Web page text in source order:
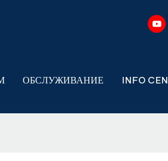
ОБСЛУЖИВАНИЕ INFO